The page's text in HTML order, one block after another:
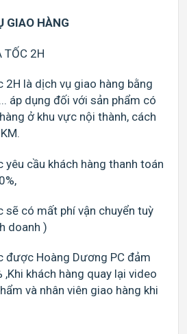
GIAO HÀNG
TỐC 2H
2H là dịch vụ giao hàng bằng
áp dụng đối với sản phẩm có
ở khu vực nội thành, cách
yêu cầu khách hàng thanh toán
sẽ có mất phí vận chuyển tuỳ
doanh )
được Hoàng Dương PC đảm
,Khi khách hàng quay lại video
và nhân viên giao hàng khi